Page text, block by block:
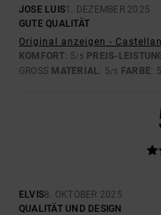
JOSE LUIS1. DEZEMBER 2025
GUTE QUALITÄT
Original anzeigen -
KOMFORT: 5/5 PREIS-
GROSS MATERIAL: 5/5 FARBE: 5
ELVIS8. OKTOBER 2025
QUALITÄT UND DESIGN